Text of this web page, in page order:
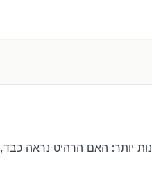
יותר: האם הרהיט נראה כבד,